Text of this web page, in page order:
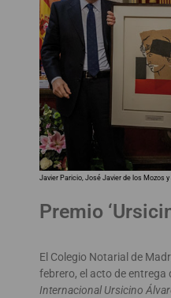
Javier Paricio, José Javier de los Mozos
Premio
El Colegio Notarial de
febrero, el acto de entrega
Internacional Ursicino